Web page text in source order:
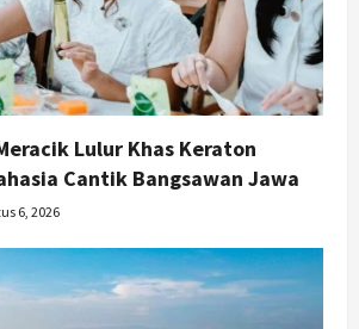
Lulur Khas Keraton
Cantik Bangsawan Jawa
6, 2026